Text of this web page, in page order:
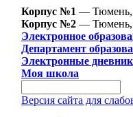
Корпус №1 — Тюмень,
Корпус №2 — Тюмень,
Электронное
Департамент
Электронные
Моя школа
Версия сайта для